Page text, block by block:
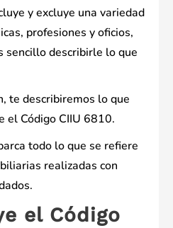
y excluye una variedad
profesiones y oficios,
sencillo describirle lo que
te describiremos lo que
el Código CIIU 6810.
todo lo que se refiere
realizadas con
el Código